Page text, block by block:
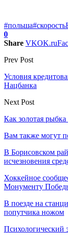
#польша#скорость
0
Share VKOK.ru
Prev Post
Условия
Нацбанка
Next Post
Как золотая
Вам также могут
В Борисовском
исчезновения
Хоккейное
Монументу
В поезде на
попутчика ножом
Психологический